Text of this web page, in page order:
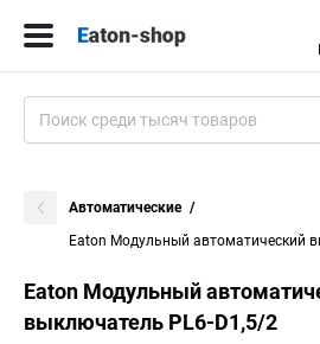
Автоматические
Eaton Модульный автоматический
Eaton Модульный
выключатель PL6-D1,5/2